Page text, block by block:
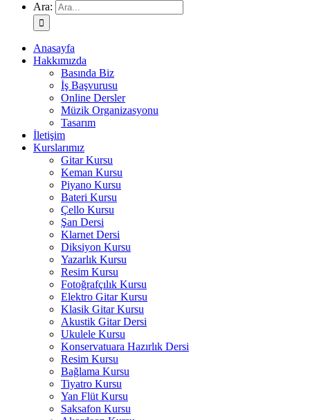
Ara:
Anasayfa
Hakkımızda
Basında Biz
İş Başvurusu
Online Dersler
Müzik Organizasyonu
Tasarım
İletişim
Kurslarımız
Gitar Kursu
Keman Kursu
Piyano Kursu
Bateri Kursu
Çello Kursu
Şan Dersi
Klarnet Dersi
Diksiyon Kursu
Yazarlık Kursu
Resim Kursu
Fotoğrafçılık Kursu
Elektro Gitar Kursu
Klasik Gitar Kursu
Akustik Gitar Dersi
Ukulele Kursu
Konservatuara Hazırlık Dersi
Resim Kursu
Bağlama Kursu
Tiyatro Kursu
Yan Flüt Kursu
Saksafon Kursu